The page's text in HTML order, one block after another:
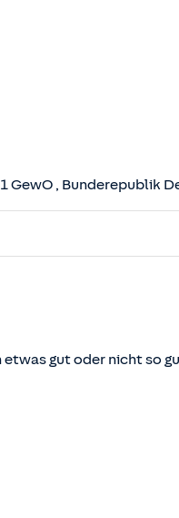
GewO , Bunderepublik
(VersVermV)
etwas gut oder nicht so